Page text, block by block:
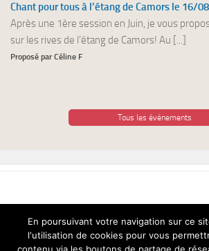
Chant pour tous à l’étang de Camors le 16/
Après une 1ère session en Juin, je vous
sur les rives de l’étang de Camors! Au [...]
Proposé par Céline F
Tous les événements
Chant pour Tous © 2026. Tous
En poursuivant votre navigation sur ce
l'utilisation de cookies pour vous